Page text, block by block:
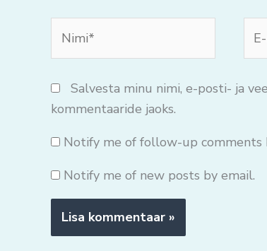
Salvesta minu nimi, e-posti- ja
kommentaaride jaoks.
Notify me of follow-up comments
Notify me of new posts by email.